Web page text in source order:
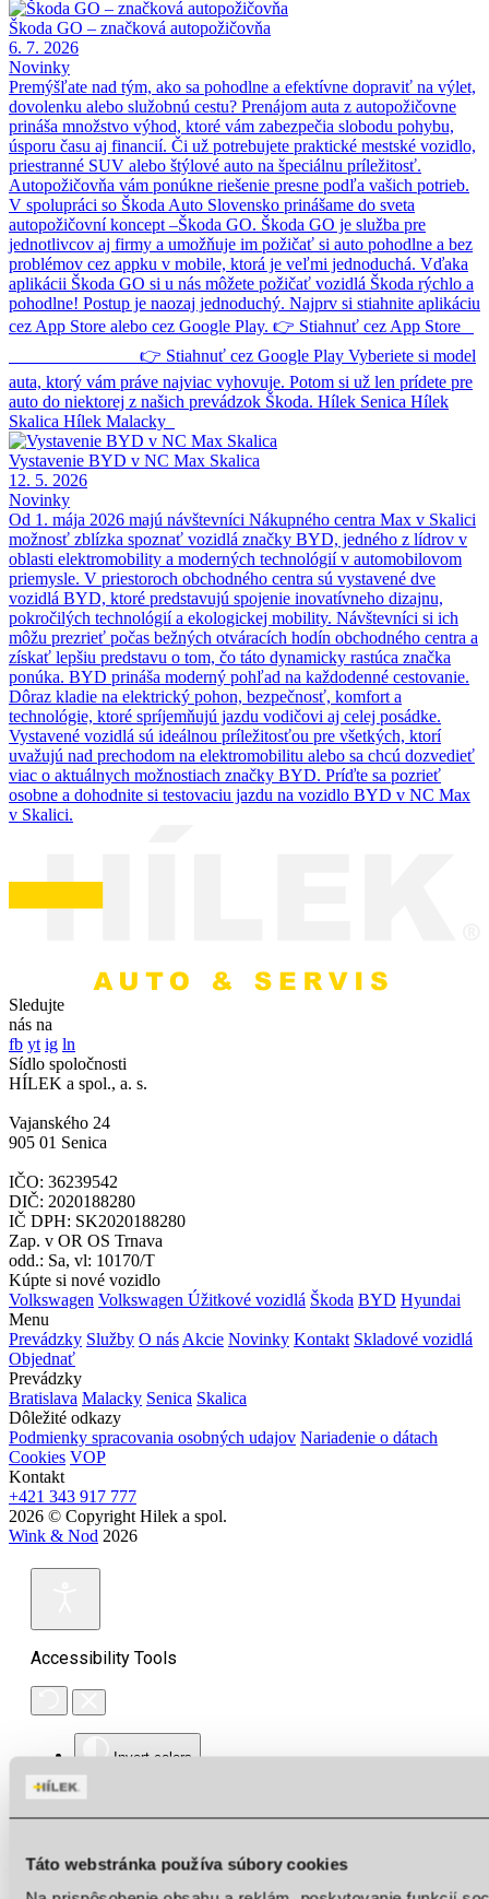
Táto webstránka používa súbory cookies
Škoda GO – značková autopožičovňa
6. 7. 2026
Novinky
Premýšľate nad tým, ako sa pohodlne a efektívne dopraviť na výlet,
dovolenku alebo služobnú cestu? Prenájom auta z autopožičovne
prináša množstvo výhod, ktoré vám zabezpečia slobodu pohybu,
úsporu času aj financií. Či už potrebujete praktické mestské vozidlo,
priestranné SUV alebo štýlové auto na špeciálnu príležitosť.
Autopožičovňa vám ponúkne riešenie presne podľa vašich potrieb.
V spolupráci so Škoda Auto Slovensko prinášame do sveta
autopožičovní koncept –Škoda GO. Škoda GO je služba pre
jednotlivcov aj firmy a umožňuje im požičať si auto pohodlne a bez
problémov cez appku v mobile, ktorá je veľmi jednoduchá. Vďaka
aplikácii Škoda GO si u nás môžete požičať vozidlá Škoda rýchlo a
pohodlne! Postup je naozaj jednoduchý. Najprv si stiahnite aplikáciu
cez App Store alebo cez Google Play. 👉 Stiahnuť cez App Store
👉 Stiahnuť cez Google Play Vyberiete si model
auta, ktorý vám práve najviac vyhovuje. Potom si už len prídete pre
auto do niektorej z našich prevádzok Škoda. Hílek Senica Hílek
Skalica Hílek Malacky
Vystavenie BYD v NC Max Skalica
12. 5. 2026
Novinky
Od 1. mája 2026 majú návštevníci Nákupného centra Max v Skalici
možnosť zblízka spoznať vozidlá značky BYD, jedného z lídrov v
oblasti elektromobility a moderných technológií v automobilovom
priemysle. V priestoroch obchodného centra sú vystavené dve
vozidlá BYD, ktoré predstavujú spojenie inovatívneho dizajnu,
pokročilých technológií a ekologickej mobility. Návštevníci si ich
môžu prezrieť počas bežných otváracích hodín obchodného centra a
získať lepšiu predstavu o tom, čo táto dynamicky rastúca značka
ponúka. BYD prináša moderný pohľad na každodenné cestovanie.
Dôraz kladie na elektrický pohon, bezpečnosť, komfort a
technológie, ktoré spríjemňujú jazdu vodičovi aj celej posádke.
Vystavené vozidlá sú ideálnou príležitosťou pre všetkých, ktorí
uvažujú nad prechodom na elektromobilitu alebo sa chcú dozvedieť
viac o aktuálnych možnostiach značky BYD. Príďte sa pozrieť
osobne a dohodnite si testovaciu jazdu na vozidlo BYD v NC Max
v Skalici.
Sledujte
nás na
fb yt ig ln
Sídlo spoločnosti
HÍLEK a spol., a. s.
Vajanského 24
905 01 Senica
IČO: 36239542
DIČ: 2020188280
IČ DPH: SK2020188280
Zap. v OR OS Trnava
odd.: Sa, vl: 10170/T
Kúpte si nové vozidlo
Volkswagen Volkswagen Úžitkové vozidlá Škoda BYD Hyundai
Menu
Prevádzky Služby O nás Akcie Novinky Kontakt Skladové vozidlá
Objednať
Prevádzky
Bratislava Malacky Senica Skalica
Dôležité odkazy
Podmienky spracovania osobných udajov Nariadenie o dátach
Cookies VOP
Kontakt
+421 343 917 777
2026 © Copyright Hilek a spol.
Wink & Nod 2026
Accessibility Tools
Invert colors
Light contrast